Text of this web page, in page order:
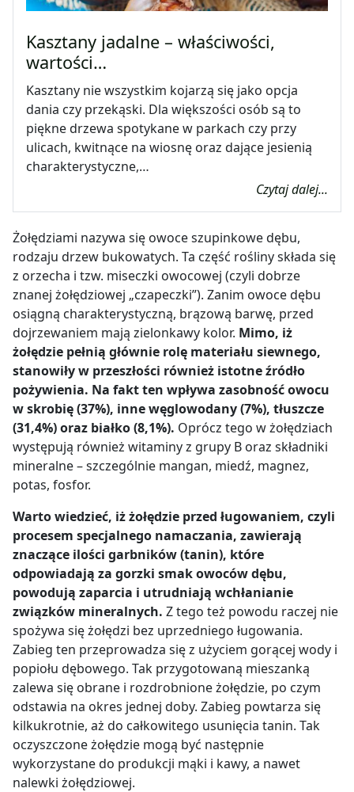
Kasztany jadalne – właściwości,
wartości…
Kasztany nie wszystkim kojarzą się jako opcja
dania czy przekąski. Dla większości osób są to
piękne drzewa spotykane w parkach czy przy
ulicach, kwitnące na wiosnę oraz dające jesienią
charakterystyczne,…
Czytaj dalej...
Żołędziami nazywa się owoce szupinkowe dębu,
rodzaju drzew bukowatych. Ta część rośliny składa się
z orzecha i tzw. miseczki owocowej (czyli dobrze
znanej żołędziowej „czapeczki”). Zanim owoce dębu
osiągną charakterystyczną, brązową barwę, przed
dojrzewaniem mają zielonkawy kolor. Mimo, iż
żołędzie pełnią głównie rolę materiału siewnego,
stanowiły w przeszłości również istotne źródło
pożywienia. Na fakt ten wpływa zasobność owocu
w skrobię (37%), inne węglowodany (7%), tłuszcze
(31,4%) oraz białko (8,1%). Oprócz tego w żołędziach
występują również witaminy z grupy B oraz składniki
mineralne – szczególnie mangan, miedź, magnez,
potas, fosfor.
Warto wiedzieć, iż żołędzie przed ługowaniem, czyli
procesem specjalnego namaczania, zawierają
znaczące ilości garbników (tanin), które
odpowiadają za gorzki smak owoców dębu,
powodują zaparcia i utrudniają wchłanianie
związków mineralnych. Z tego też powodu raczej nie
spożywa się żołędzi bez uprzedniego ługowania.
Zabieg ten przeprowadza się z użyciem gorącej wody i
popiołu dębowego. Tak przygotowaną mieszanką
zalewa się obrane i rozdrobnione żołędzie, po czym
odstawia na okres jednej doby. Zabieg powtarza się
kilkukrotnie, aż do całkowitego usunięcia tanin. Tak
oczyszczone żołędzie mogą być następnie
wykorzystane do produkcji mąki i kawy, a nawet
nalewki żołędziowej.